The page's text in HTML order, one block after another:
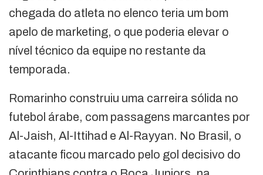
chegada do atleta no elenco teria um bom
apelo de marketing, o que poderia elevar o
nível técnico da equipe no restante da
temporada.
Romarinho construiu uma carreira sólida no
futebol árabe, com passagens marcantes por
Al-Jaish, Al-Ittihad e Al-Rayyan. No Brasil, o
atacante ficou marcado pelo gol decisivo do